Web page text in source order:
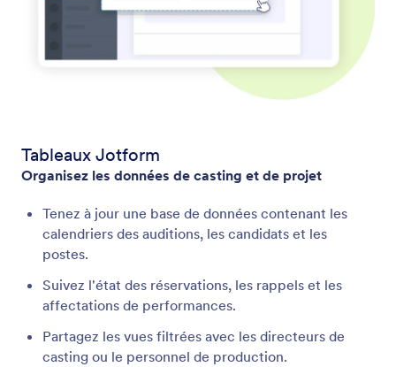
Tableaux Jotform
Organisez les données de casting et de projet
Tenez à jour une base de données contenant les
calendriers des auditions, les candidats et les
postes.
Suivez l'état des réservations, les rappels et les
affectations de performances.
Partagez les vues filtrées avec les directeurs de
casting ou le personnel de production.